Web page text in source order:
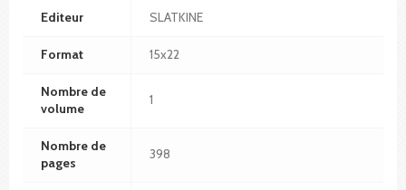
Editeur SLATKINE
Format 15x22
Nombre de
volume
1
Nombre de
pages
398